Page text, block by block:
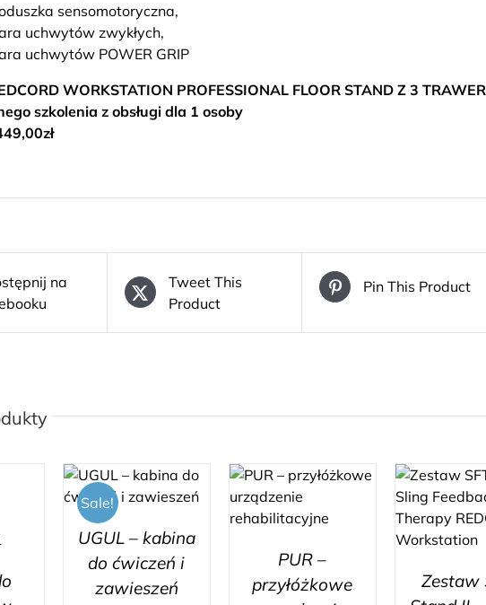
sensomotoryczna,
uchwytów zwykłych,
uchwytów POWER GRIP
WORKSTATION PROFESSIONAL FLOOR STAND Z 3
szkolenia z obsługi dla 1 osoby
na
Tweet This
Product
Pin This Product
Sale!
UGUL – kabina
do ćwiczeń i
zawieszeń
DODAJ DO
PUR –
przyłóżkowe
Zestaw